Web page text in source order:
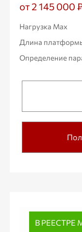
от 2 145 000
Нагрузка Max
Длина
Определение
В РЕЕСТРЕ